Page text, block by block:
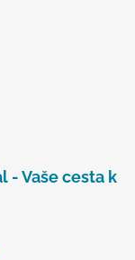
- Vaše cesta k